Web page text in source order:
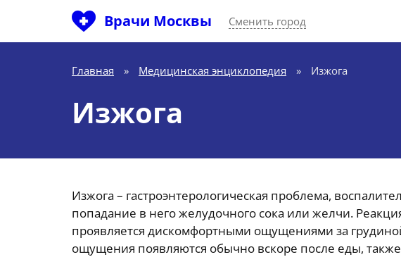
Врачи Москвы Сменить город
Главная » Медицинская энциклопедия » Изжога
Изжога
Изжога – гастроэнтерологическая проблема,
попадание в него желудочного сока или желчи.
проявляется дискомфортными ощущениями за
ощущения появляются обычно вскоре после еды,